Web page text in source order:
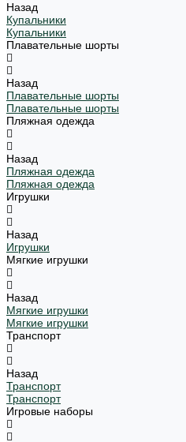
Назад
Купальники
Купальники
Плавательные шорты
Назад
Плавательные шорты
Плавательные шорты
Пляжная одежда
Назад
Пляжная одежда
Пляжная одежда
Игрушки
Назад
Игрушки
Мягкие игрушки
Назад
Мягкие игрушки
Мягкие игрушки
Транспорт
Назад
Транспорт
Транспорт
Игровые наборы